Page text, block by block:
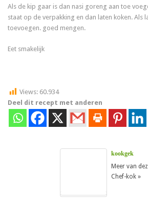
Als de kip gaar is dan nasi goreng aan toe
staat op de verpakking en dan laten koken. Als
toevoegen. goed mengen.
Eet smakelijk
Views: 60.934
Deel dit recept met anderen
kookgek
Meer van
Chef-kok »